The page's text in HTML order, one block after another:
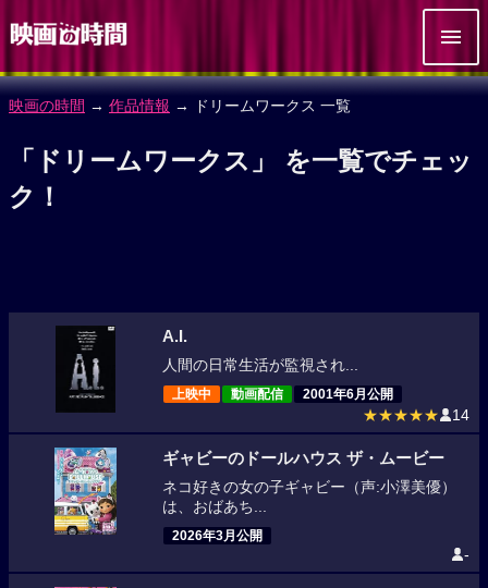
映画の時間 → 作品情報 → ドリームワークス 一覧
「ドリームワークス」 を一覧でチェッ
ク！
A.I.
人間の日常生活が監視され...
上映中 動画配信 2001年6月公開
★★★★★ 14
ギャビーのドールハウス ザ・ムービー
ネコ好きの女の子ギャビー（声:小澤美優）
は、おばあち...
2026年3月公開
-